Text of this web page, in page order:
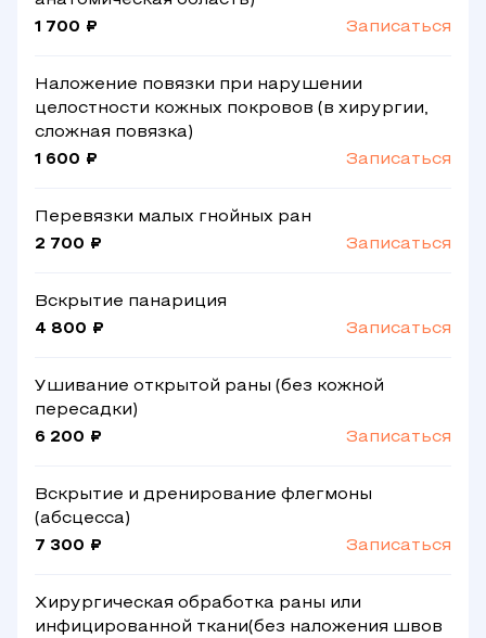
1 700 ₽
Записаться
Наложение повязки при нарушении
целостности кожных покровов (в хирургии,
сложная повязка)
1 600 ₽
Записаться
Перевязки малых гнойных ран
2 700 ₽
Записаться
Вскрытие панариция
4 800 ₽
Записаться
Ушивание открытой раны (без кожной
пересадки)
6 200 ₽
Записаться
Вскрытие и дренирование флегмоны
(абсцесса)
7 300 ₽
Записаться
Хирургическая обработка раны или
инфицированной ткани(без наложения швов